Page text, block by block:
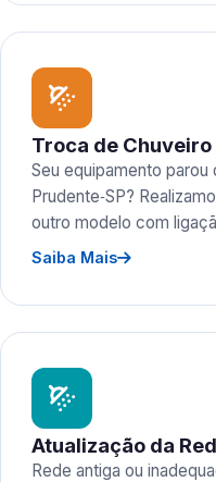
Troca de
Seu equipamento
Prudente‑SP?
outro modelo com
Saiba Mais
Atualização da
Rede antiga ou